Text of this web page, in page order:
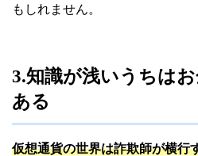
もしれません。
3.知識が浅いうちは
ある
仮想通貨の世界は詐欺師が横行